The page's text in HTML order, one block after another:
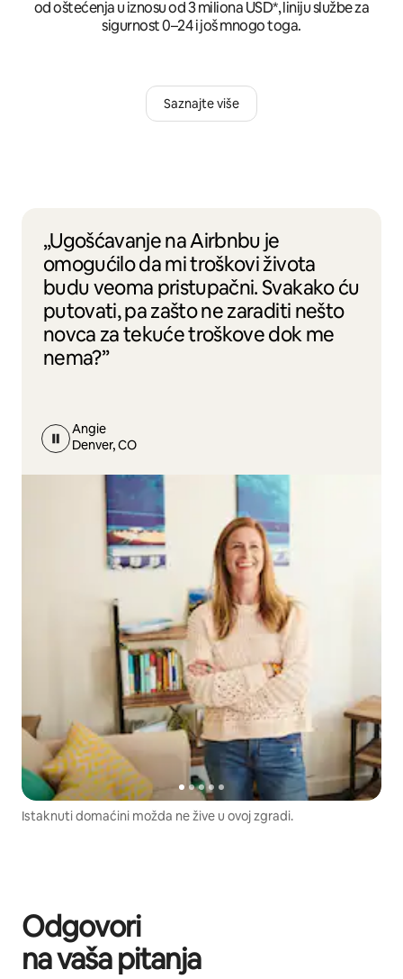
od oštećenja u iznosu od 3 miliona USD*, liniju službe za
sigurnost 0–24 i još mnogo toga.
Saznajte više
„Ugošćavanje na Airbnbu je
omogućilo da mi troškovi života
budu veoma pristupačni. Svakako ću
putovati, pa zašto ne zaraditi nešto
novca za tekuće troškove dok me
nema?”
Angie
Denver, CO
Istaknuti domaćini možda ne žive u ovoj zgradi.
Odgovori
na vaša pitanja